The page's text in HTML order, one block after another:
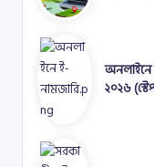
অনলাইনে
২০২৬